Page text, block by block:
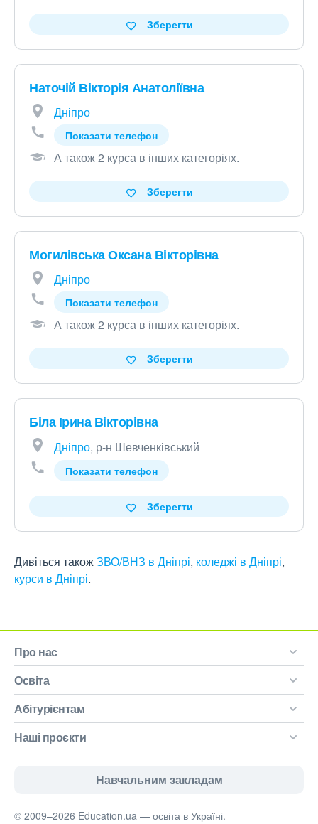
Зберегти
Наточій Вікторія Анатоліївна
Дніпро
Показати телефон
А також 2 курса в інших категоріях.
Зберегти
Могилівська Оксана Вікторівна
Дніпро
Показати телефон
А також 2 курса в інших категоріях.
Зберегти
Біла Ірина Вікторівна
Дніпро, р-н Шевченківський
Показати телефон
Зберегти
Дивіться такожЗВО/ВНЗ в Дніпрі, коледжі в Дніпрі,
курси в Дніпрі.
Про нас
Освіта
Абітурієнтам
Наші проєкти
Навчальним закладам
© 2009–2026 Education.ua — освіта в Україні.